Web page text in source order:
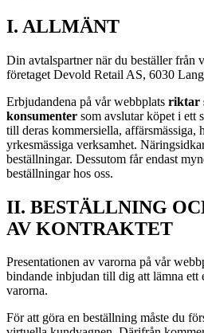
I. ALLMÄNT
Din avtalspartner när du beställer från
företaget Devold Retail AS, 6030
Erbjudandena på vår webbplats riktar
konsumenter som avslutar köpet i ett
till deras kommersiella, affärsmässiga,
yrkesmässiga verksamhet.
beställningar. Dessutom får endast
beställningar hos oss.
II. BESTÄLLNING
AV KONTRAKTET
Presentationen av varorna på vår
bindande inbjudan till dig att lämna ett
varorna.
För att göra en beställning måste du